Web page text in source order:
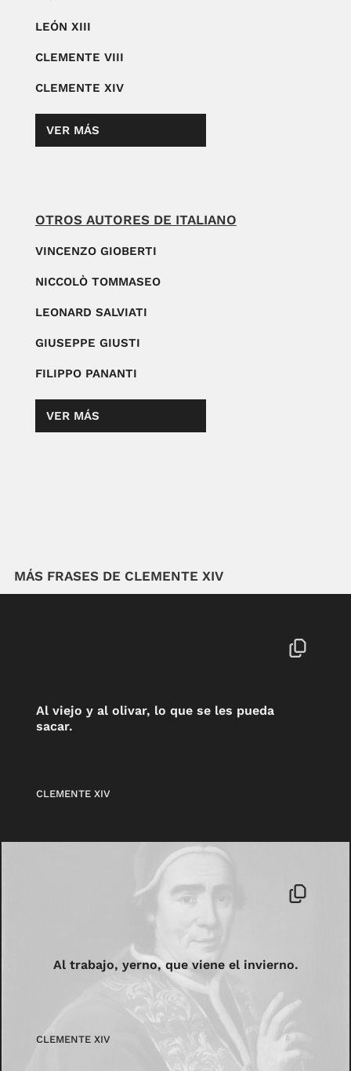
LEÓN XIII
CLEMENTE VIII
CLEMENTE XIV
VER MÁS
OTROS AUTORES DE ITALIANO
VINCENZO GIOBERTI
NICCOLÒ TOMMASEO
LEONARD SALVIATI
GIUSEPPE GIUSTI
FILIPPO PANANTI
VER MÁS
MÁS FRASES DE CLEMENTE XIV
Al viejo y al olivar, lo que se les pueda
sacar.
CLEMENTE XIV
Al trabajo, yerno, que viene el invierno.
CLEMENTE XIV